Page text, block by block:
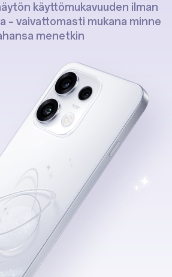
käyttömukavuuden ilman
– vaivattomasti mukana minne
menetkin